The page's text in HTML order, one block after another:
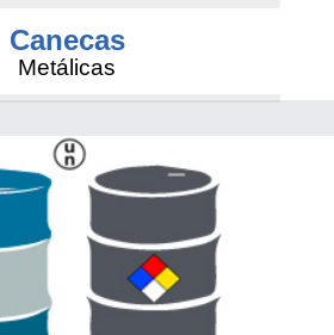
Canecas
Metálicas